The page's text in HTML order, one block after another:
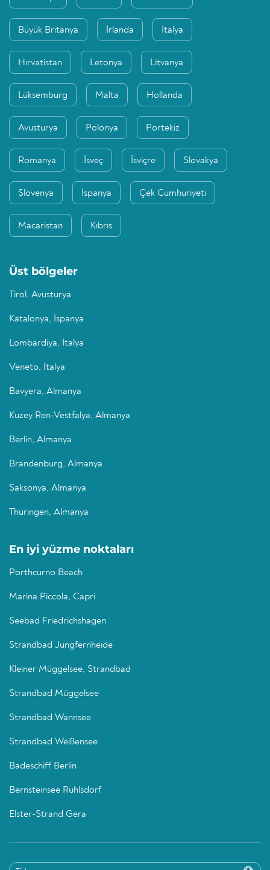
Büyük Britanya İrlanda İtalya
Hırvatistan Letonya Litvanya
Lüksemburg Malta Hollanda
Avusturya Polonya Portekiz
Romanya İsveç İsviçre Slovakya
Slovenya İspanya Çek Cumhuriyeti
Macaristan Kıbrıs
Üst bölgeler
Tirol, Avusturya
Katalonya, İspanya
Lombardiya, İtalya
Veneto, İtalya
Bavyera, Almanya
Kuzey Ren-Vestfalya, Almanya
Berlin, Almanya
Brandenburg, Almanya
Saksonya, Almanya
Thüringen, Almanya
En iyi yüzme noktaları
Porthcurno Beach
Marina Piccola, Capri
Seebad Friedrichshagen
Strandbad Jungfernheide
Kleiner Müggelsee, Strandbad
Strandbad Müggelsee
Strandbad Wannsee
Strandbad Weißensee
Badeschiff Berlin
Bernsteinsee Ruhlsdorf
Elster-Strand Gera